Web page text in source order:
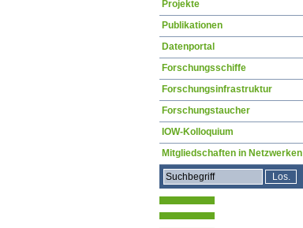
Projekte
Publikationen
Datenportal
Forschungsschiffe
Forschungsinfrastruktur
Forschungstaucher
IOW-Kolloquium
Mitgliedschaften in Netzwerken